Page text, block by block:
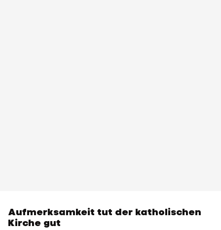
Aufmerksamkeit tut der katholischen
Kirche gut